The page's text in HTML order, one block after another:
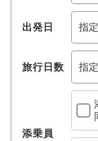
出発日
旅行日数
添乗員
サンティア
タラゴナ
サン・セ
観光列車
クルーズ旅行
レンタカー付
宿泊施設、送迎